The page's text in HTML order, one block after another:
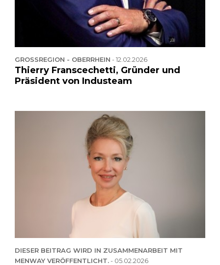
GROSSREGION - OBERRHEIN -12.02.2026
Thierry Franscechetti, Gründer und
Präsident von Industeam
DIESER BEITRAG WIRD IN ZUSAMMENARBEIT MIT
MENWAY VERÖFFENTLICHT.- 05.02.2026